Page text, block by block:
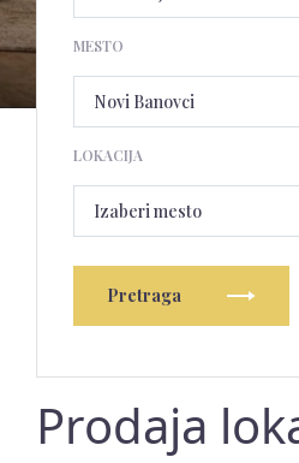
MESTO
LOKACIJA
Izaberi mesto
Pretraga
Prodaja